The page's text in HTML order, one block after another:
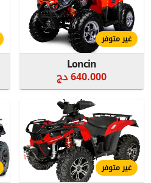
غير متوفر
Loncin
640.000 دج
غير متوفر